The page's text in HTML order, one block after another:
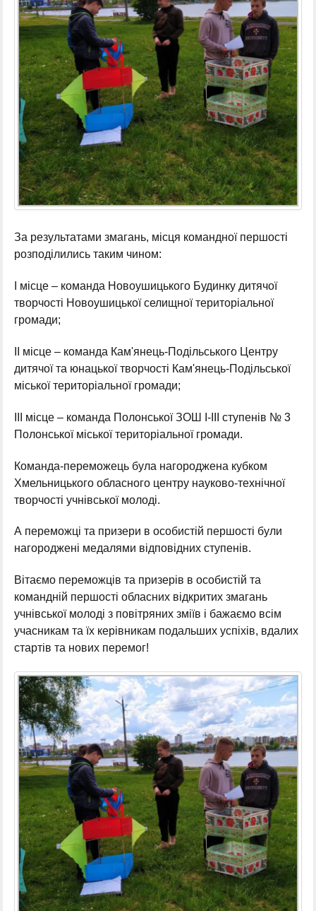
За результатами змагань, місця командної першості
розподілились таким чином:
І місце – команда Новоушицького Будинку дитячої
творчості Новоушицької селищної територіальної
громади;
ІІ місце – команда Кам'янець-Подільського Центру
дитячої та юнацької творчості Кам'янець-Подільської
міської територіальної громади;
ІІІ місце – команда Полонської ЗОШ І-ІІІ ступенів № 3
Полонської міської територіальної громади.
Команда-переможець була нагороджена кубком
Хмельницького обласного центру науково-технічної
творчості учнівської молоді.
А переможці та призери в особистій першості були
нагороджені медалями відповідних ступенів.
Вітаємо переможців та призерів в особистій та
командній першості обласних відкритих змагань
учнівської молоді з повітряних зміїв і бажаємо всім
учасникам та їх керівникам подальших успіхів, вдалих
стартів та нових перемог!